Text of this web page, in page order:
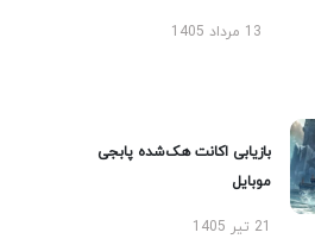
13 مرداد 1405
بازیابی اکانت هک‌شده پابجی
موبایل
21 تیر 1405